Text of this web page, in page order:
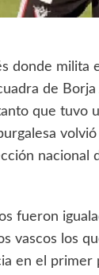
donde milita
de
que tuvo
nacional
fueron
vascos los
en el